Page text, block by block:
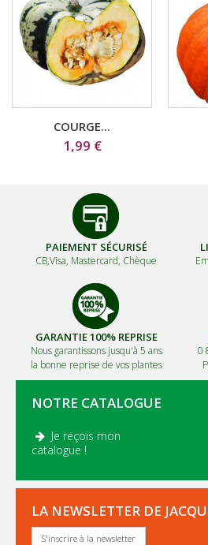
COURGE...
1,99 €
PAIEMENT SÉCURISÉ
CB,Visa, Mastercard, Chèque
GARANTIE 100% REPRISE
Nous garantissons jusqu'à 5 ans
la bonne reprise de vos plantes
0
NOTRE CATALOGUE
Je reçois mon
catalogue !
LA NEWSLETTER DE
S'inscrire à la newsletter